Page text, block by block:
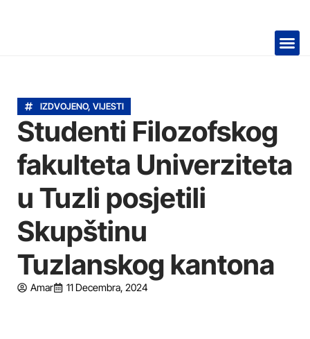
IZDVOJENO, VIJESTI
Studenti Filozofskog
fakulteta Univerziteta
u Tuzli posjetili
Skupštinu
Tuzlanskog kantona
Amar 11 Decembra, 2024